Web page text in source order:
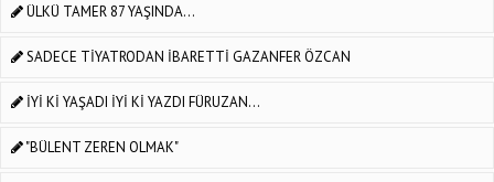
ÜLKÜ TAMER 87 YAŞINDA...
SADECE TİYATRODAN İBARETTİ GAZANFER ÖZCAN
İYİ Kİ YAŞADI İYİ Kİ YAZDI FÜRUZAN...
"BÜLENT ZEREN OLMAK"